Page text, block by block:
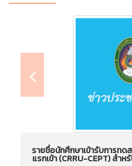
รายชื่อนักศึกษาเข้ารับการท
แรกเข้า (CRRU-CEPT) สำ